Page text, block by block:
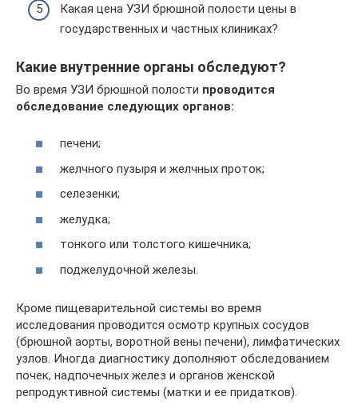
Какая цена УЗИ брюшной полости цены в
государственных и частных клиниках?
Какие внутренние органы обследуют?
Во время УЗИ брюшной полости проводится
обследование следующих органов:
печени;
желчного пузыря и желчных проток;
селезенки;
желудка;
тонкого или толстого кишечника;
поджелудочной железы.
Кроме пищеварительной системы во время
исследования проводится осмотр крупных сосудов
(брюшной аорты, воротной вены печени), лимфатических
узлов. Иногда диагностику дополняют обследованием
почек, надпочечных желез и органов женской
репродуктивной системы (матки и ее придатков).